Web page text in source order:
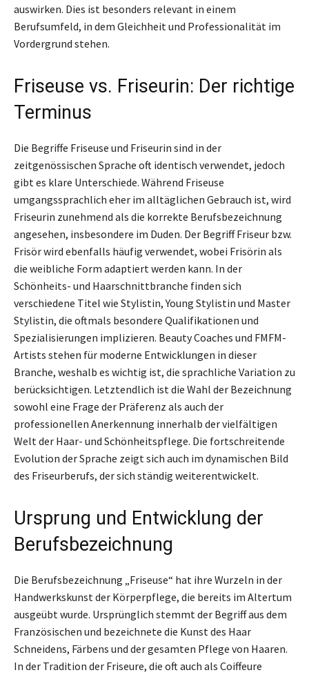
auswirken. Dies ist besonders relevant in einem
Berufsumfeld, in dem Gleichheit und Professionalität im
Vordergrund stehen.
Friseuse vs. Friseurin: Der richtige
Terminus
Die Begriffe Friseuse und Friseurin sind in der
zeitgenössischen Sprache oft identisch verwendet, jedoch
gibt es klare Unterschiede. Während Friseuse
umgangssprachlich eher im alltäglichen Gebrauch ist, wird
Friseurin zunehmend als die korrekte Berufsbezeichnung
angesehen, insbesondere im Duden. Der Begriff Friseur bzw.
Frisör wird ebenfalls häufig verwendet, wobei Frisörin als
die weibliche Form adaptiert werden kann. In der
Schönheits- und Haarschnittbranche finden sich
verschiedene Titel wie Stylistin, Young Stylistin und Master
Stylistin, die oftmals besondere Qualifikationen und
Spezialisierungen implizieren. Beauty Coaches und FMFM-
Artists stehen für moderne Entwicklungen in dieser
Branche, weshalb es wichtig ist, die sprachliche Variation zu
berücksichtigen. Letztendlich ist die Wahl der Bezeichnung
sowohl eine Frage der Präferenz als auch der
professionellen Anerkennung innerhalb der vielfältigen
Welt der Haar- und Schönheitspflege. Die fortschreitende
Evolution der Sprache zeigt sich auch im dynamischen Bild
des Friseurberufs, der sich ständig weiterentwickelt.
Ursprung und Entwicklung der
Berufsbezeichnung
Die Berufsbezeichnung „Friseuse“ hat ihre Wurzeln in der
Handwerkskunst der Körperpflege, die bereits im Altertum
ausgeübt wurde. Ursprünglich stemmt der Begriff aus dem
Französischen und bezeichnete die Kunst des Haar
Schneidens, Färbens und der gesamten Pflege von Haaren.
In der Tradition der Friseure, die oft auch als Coiffeure